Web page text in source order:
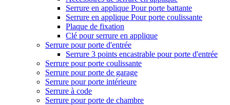
Serrure en applique Pour porte battante
Serrure en applique Pour porte coulissante
Plaque de fixation
Clé pour serrure en applique
Serrure pour porte d'entrée
Serrure 3 points encastrable pour porte d'entrée
Serrure pour porte coulissante
Serrure pour porte de garage
Serrure pour porte intérieure
Serrure à code
Serrure pour porte de chambre